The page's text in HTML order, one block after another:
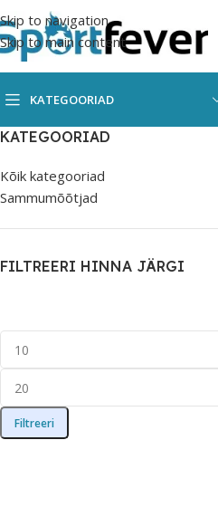
Skip to navigation
Skip to main content
KATEGOORIAD
KATEGOORIAD
Kõik kategooriad
Sammumõõtjad
FILTREERI HINNA JÄRGI
Filtreeri